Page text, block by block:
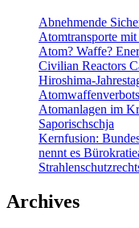
Abnehmende
Atomtransporte
Atom? Waffe?
Civilian Reactors
Hiroshima-
Atomanlagen im
Saporischschja
Kernfusion:
nennt es
Archives